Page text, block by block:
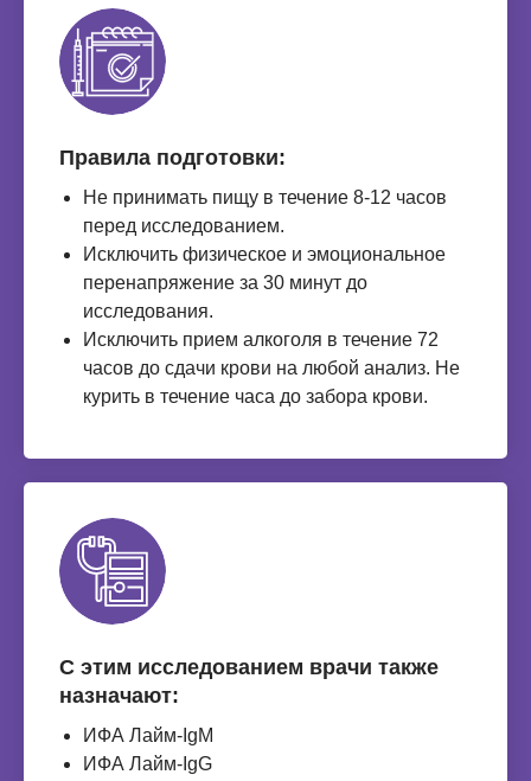
Правила подготовки:
Не принимать пищу в течение 8-12 часов
перед исследованием.
Исключить физическое и эмоциональное
перенапряжение за 30 минут до
исследования.
Исключить прием алкоголя в течение 72
часов до сдачи крови на любой анализ. Не
курить в течение часа до забора крови.
С этим исследованием врачи также
назначают:
ИФА Лайм-IgM
ИФА Лайм-IgG